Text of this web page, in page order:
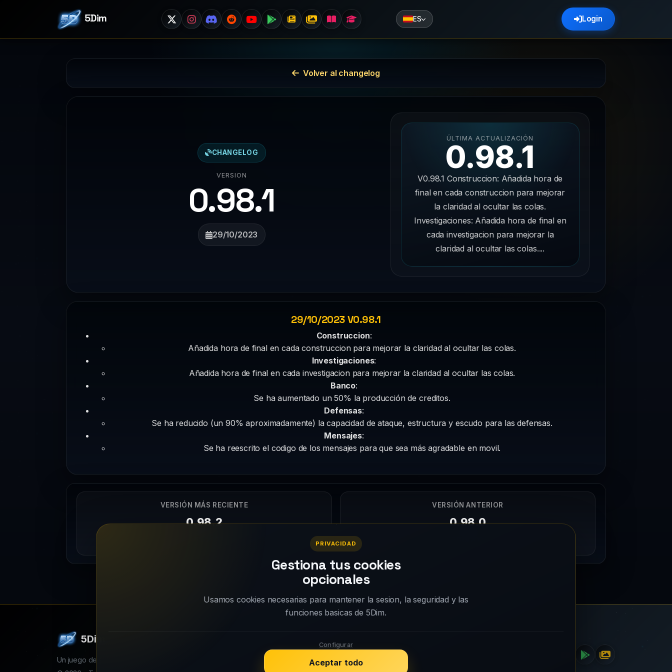
5Dim ES Login
Volver al changelog
CHANGELOG
VERSION
0.98.1
29/10/2023
ÚLTIMA ACTUALIZACIÓN
0.98.1
V0.98.1 Construccion: Añadida hora de
final en cada construccion para mejorar
la claridad al ocultar las colas.
Investigaciones: Añadida hora de final en
cada investigacion para mejorar la
claridad al ocultar las colas....
29/10/2023 V0.98.1
Construccion:
Añadida hora de final en cada construccion para mejorar la claridad al ocultar las colas.
Investigaciones:
Añadida hora de final en cada investigacion para mejorar la claridad al ocultar las colas.
Banco:
Se ha aumentado un 50% la producción de creditos.
Defensas:
Se ha reducido (un 90% aproximadamente) la capacidad de ataque, estructura y escudo para las defensas.
Mensajes:
Se ha reescrito el codigo de los mensajes para que sea más agradable en movil.
VERSIÓN MÁS RECIENTE
0.98.2
VERSIÓN ANTERIOR
0.98.0
5Dim
Un juego de simulación estratégica online multijugador.
Galeria de imagenes
PRIVACIDAD
Gestiona tus cookies
opcionales
Usamos cookies necesarias para mantener la sesion, la seguridad y las
funciones basicas de 5Dim.
Configurar
Aceptar todo